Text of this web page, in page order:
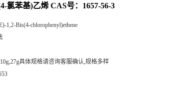
氯苯基)乙烯 CAS号：1657-56-3
1,2-Bis(4-chlorophenyl)ethene
具体规格请咨询客服确认,规格多样